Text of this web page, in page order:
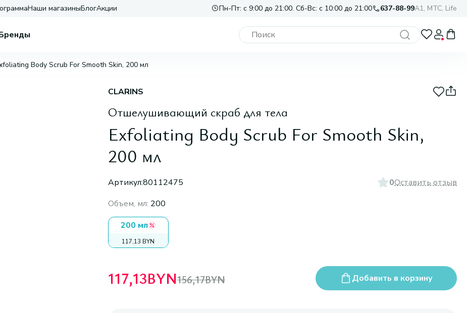
Наши магазиныБлогАкции Пн-Пт: с 9:00 до 21:00. Сб-Вс: с 10:00 до 21:00 637-88-99A1, МТС, Life
Body Scrub For Smooth Skin, 200 мл
CLARINS
Отшелушивающий скраб для тела
Exfoliating Body Scrub For Smooth Skin,
200 мл
Артикул:80112475 0Оставить отзыв
Объем, мл: 200
200 мл
117,13 BYN
117,13BYN156,17BYN Добавить в корзину